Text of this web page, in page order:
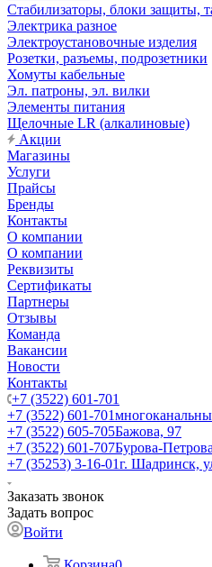
Стабилизаторы, блоки защиты,
Электрика разное
Электроустановочные изделия
Розетки, разъемы, подрозетники
Хомуты кабельные
Эл. патроны, эл. вилки
Элементы питания
Щелочные LR (алкалиновые)
Акции
Магазины
Услуги
Прайсы
Бренды
Контакты
О компании
О компании
Реквизиты
Сертификаты
Партнеры
Отзывы
Команда
Вакансии
Новости
Контакты
+7 (3522) 601-701
+7 (3522) 601-701
+7 (3522) 605-705Бажова, 97
+7 (3522) 601-707Бурова-
+7 (35253) 3-16-01г. Шадринск,
Заказать звонок
Задать вопрос
Войти